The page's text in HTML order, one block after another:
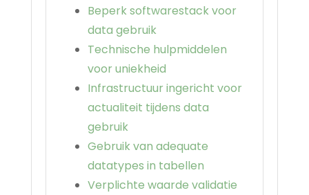
Beperk softwarestack voor
data gebruik
Technische hulpmiddelen
voor uniekheid
Infrastructuur ingericht voor
actualiteit tijdens data
gebruik
Gebruik van adequate
datatypes in tabellen
Verplichte waarde validatie